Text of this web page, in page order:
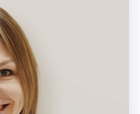
целей. В свободной
культуру, пишу стихи, а
по технике
правильно